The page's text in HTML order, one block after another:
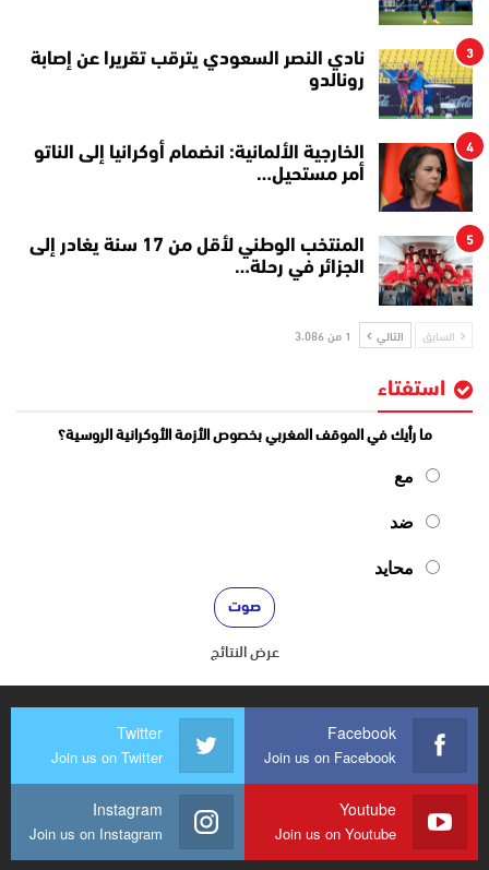
3
نادي النصر السعودي يترقب تقريرا عن إصابة
رونالدو
4
الخارجية الألمانية: انضمام أوكرانيا إلى الناتو
أمر مستحيل…
5
المنتخب الوطني لأقل من 17 سنة يغادر إلى
الجزائر في رحلة…
السابق التالي 1 من 3٬086
استفتاء
ما رأيك في الموقف المغربي بخصوص الأزمة الأوكرانية الروسية؟
مع
ضد
محايد
عرض النتائج
Facebook
Join us on Facebook
Twitter
Join us on Twitter
Youtube
Join us on Youtube
Instagram
Join us on Instagram